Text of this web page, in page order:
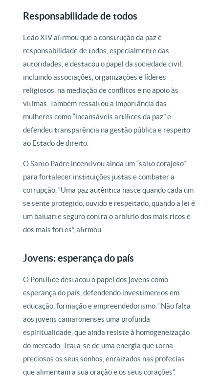
Responsabilidade de todos
Leão XIV afirmou que a construção da paz é
responsabilidade de todos, especialmente das
autoridades, e destacou o papel da sociedade civil,
incluindo associações, organizações e líderes
religiosos, na mediação de conflitos e no apoio às
vítimas. Também ressaltou a importância das
mulheres como “incansáveis artífices da paz” e
defendeu transparência na gestão pública e respeito
ao Estado de direito.
O Santo Padre incentivou ainda um “salto corajoso”
para fortalecer instituições justas e combater a
corrupção. “Uma paz autêntica nasce quando cada um
se sente protegido, ouvido e respeitado, quando a lei é
um baluarte seguro contra o arbítrio dos mais ricos e
dos mais fortes”, afirmou.
Jovens: esperança do país
O Pontífice destacou o papel dos jovens como
esperança do país, defendendo investimentos em
educação, formação e empreendedorismo. “Não falta
aos jovens camaronenses uma profunda
espiritualidade, que ainda resiste à homogeneização
do mercado. Trata-se de uma energia que torna
preciosos os seus sonhos, enraizados nas profecias
que alimentam a sua oração e os seus corações”.